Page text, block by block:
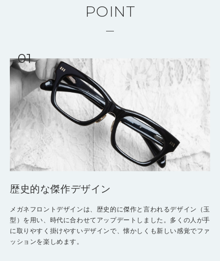
POINT
歴史的な傑作デザイン
メガネフロントデザインは、歴史的に傑作と言われるデザイン（玉
型）を用い、時代に合わせてアップデートしました。多くの人が手
に取りやすく掛けやすいデザインで、懐かしくも新しい感覚でファ
ッションを楽しめます。